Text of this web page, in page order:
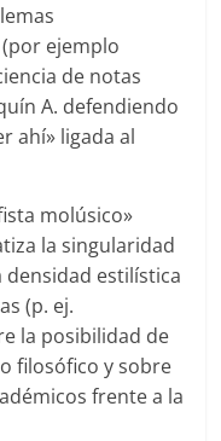
ejemplo
de notas
A. defendiendo
ahí» ligada al
molúsico»
la singularidad
densidad estilística
(p. ej.
la posibilidad de
filosófico y sobre
frente a la